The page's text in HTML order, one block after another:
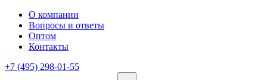
О компании
Вопросы и ответы
Оптом
Контакты
+7 (495) 298-01-55